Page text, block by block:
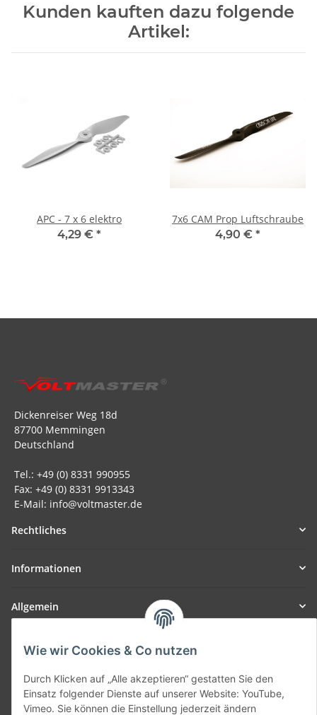
Wie wir Cookies & Co nutzen
Durch Klicken auf „Alle akzeptieren“ gestatten Sie den
Einsatz folgender Dienste auf unserer Website: YouTube,
Vimeo. Sie können die Einstellung jederzeit ändern
Kunden kauften dazu folgende
Artikel:
APC - 7 x 6 elektro
4,29 € *
7x6 CAM Prop Luftschraube
4,90 € *
Dickenreiser Weg 18d
87700 Memmingen
Deutschland
Tel.: +49 (0) 8331 990955
Fax: +49 (0) 8331 9913343
E-Mail: info@voltmaster.de
Rechtliches
Informationen
Allgemein
Teil unseres Netzwerks:
SmoliTec - Safety. Simplified. Worldwide. ( B2B Shop )
Vertrag widerrufen